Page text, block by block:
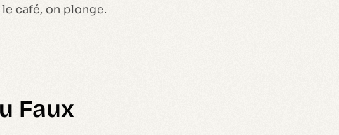
café, on plonge.
Faux